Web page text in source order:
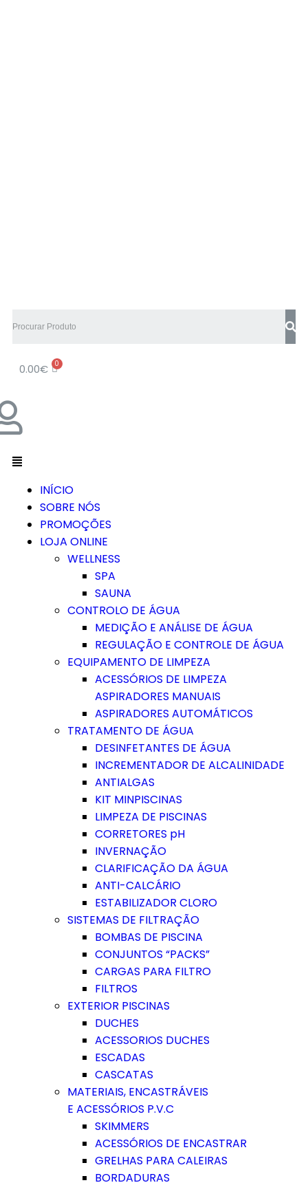
0.00€
INÍCIO
SOBRE NÓS
PROMOÇÕES
LOJA ONLINE
WELLNESS
SPA
SAUNA
CONTROLO DE ÁGUA
MEDIÇÃO E ANÁLISE DE ÁGUA
REGULAÇÃO E CONTROLE DE ÁGUA
EQUIPAMENTO DE LIMPEZA
ACESSÓRIOS DE LIMPEZA
ASPIRADORES MANUAIS
ASPIRADORES AUTOMÁTICOS
TRATAMENTO DE ÁGUA
DESINFETANTES DE ÁGUA
INCREMENTADOR DE ALCALINIDADE
ANTIALGAS
KIT MINPISCINAS
LIMPEZA DE PISCINAS
CORRETORES pH
INVERNAÇÃO
CLARIFICAÇÃO DA ÁGUA
ANTI-CALCÁRIO
ESTABILIZADOR CLORO
SISTEMAS DE FILTRAÇÃO
BOMBAS DE PISCINA
CONJUNTOS “PACKS”
CARGAS PARA FILTRO
FILTROS
EXTERIOR PISCINAS
DUCHES
ACESSORIOS DUCHES
ESCADAS
CASCATAS
MATERIAIS, ENCASTRÁVEIS
E ACESSÓRIOS P.V.C
SKIMMERS
ACESSÓRIOS DE ENCASTRAR
GRELHAS PARA CALEIRAS
BORDADURAS